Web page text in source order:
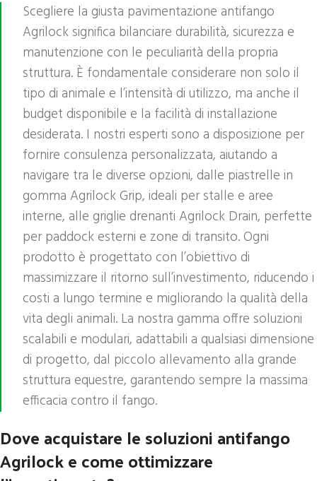
Scegliere la giusta pavimentazione antifango
Agrilock significa bilanciare durabilità, sicurezza e
manutenzione con le peculiarità della propria
struttura. È fondamentale considerare non solo il
tipo di animale e l’intensità di utilizzo, ma anche il
budget disponibile e la facilità di installazione
desiderata. I nostri esperti sono a disposizione per
fornire consulenza personalizzata, aiutando a
navigare tra le diverse opzioni, dalle piastrelle in
gomma Agrilock Grip, ideali per stalle e aree
interne, alle griglie drenanti Agrilock Drain, perfette
per paddock esterni e zone di transito. Ogni
prodotto è progettato con l’obiettivo di
massimizzare il ritorno sull’investimento, riducendo i
costi a lungo termine e migliorando la qualità della
vita degli animali. La nostra gamma offre soluzioni
scalabili e modulari, adattabili a qualsiasi dimensione
di progetto, dal piccolo allevamento alla grande
struttura equestre, garantendo sempre la massima
efficacia contro il fango.
Dove acquistare le soluzioni antifango
Agrilock e come ottimizzare